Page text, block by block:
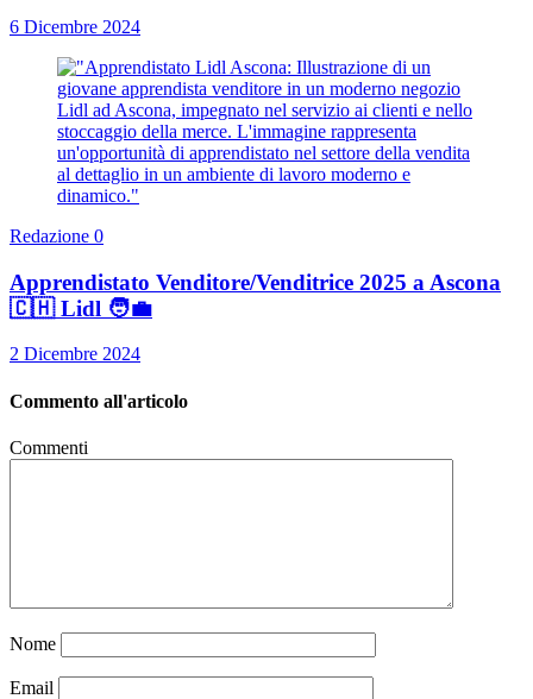
6 Dicembre 2024
Redazione 0
Apprendistato Venditore/Venditrice 2025 a Ascona
🇨🇭 Lidl 🧑‍💼
2 Dicembre 2024
Commento all'articolo
Commenti
Nome
Email